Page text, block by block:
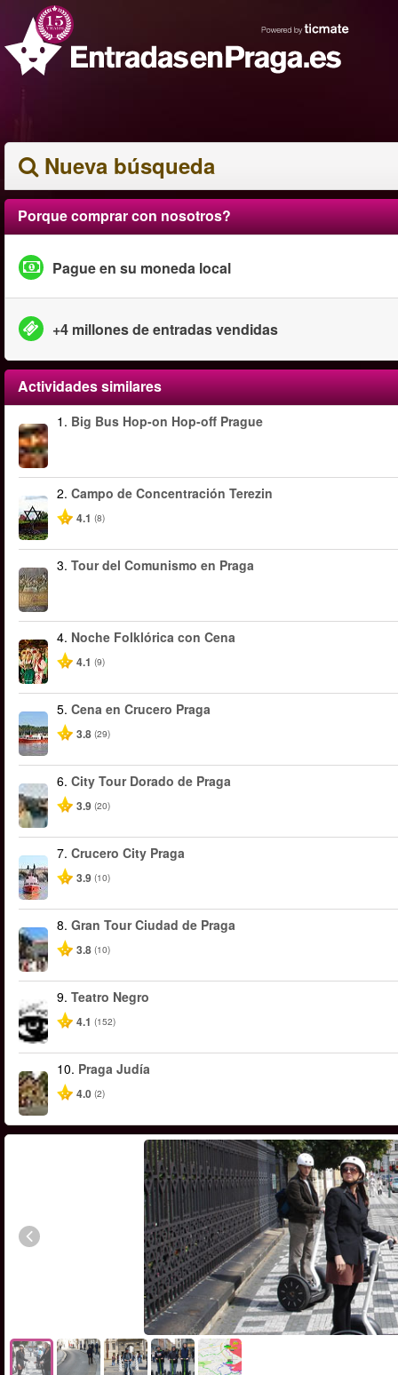
Nueva búsqueda
Porque comprar con nosotros?
Pague en su moneda local
+4 millones de entradas vendidas
Actividades similares
1. Big Bus Hop-on Hop-off Prague
2. Campo de Concentración Terezin
4.1 (8)
3. Tour del Comunismo en Praga
4. Noche Folklórica con Cena
4.1 (9)
5. Cena en Crucero Praga
3.8 (29)
6. City Tour Dorado de Praga
3.9 (20)
7. Crucero City Praga
3.9 (10)
8. Gran Tour Ciudad de Praga
3.8 (10)
9. Teatro Negro
4.1 (152)
10. Praga Judía
4.0 (2)